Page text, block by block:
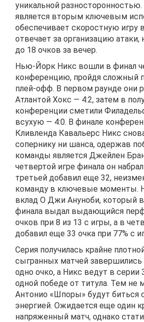
уникальной
является вторым ключевым
обеспечивает скоростную игру
отвечает за организацию атаки,
до 18 очков за вечер.
Нью-Йорк Никс вошли в финал
конференцию, пройдя сложный
плей-офф. В первом раунде они
Атлантой Хокс — 4:2, затем в
конференции сметили
всухую — 4:0. В финале
Кливленда Кавальерс Никс
сопернику ни шанса, одержав
команды является Джейлен
четвертой игре финала он
третьей добавил еще 32,
команду в ключевые моменты.
вклад О Джи Ануноби, который
финала выдал выдающийся
очков при 8 из 13 с игры, а в
добавил еще 33 очка при 77% с
Серия получилась крайне
сыгранных матчей завершились
одно очко, а Никс ведут в серии
одной победе от титула. Тем не
Антонио «Шпоры» будут биться
энергией. Ожидается еще один
напряженный матч, однако